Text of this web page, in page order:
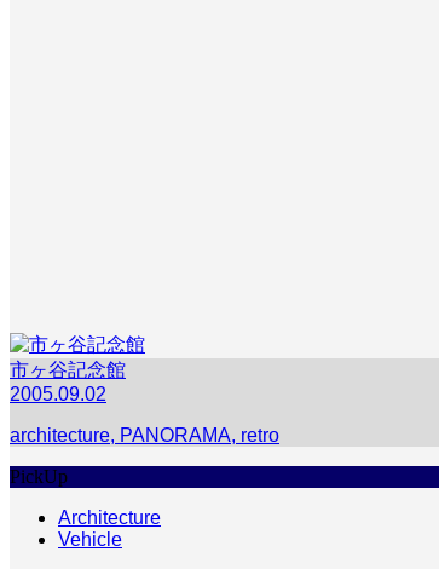
市ヶ谷記念館
2005.09.02
architecture, PANORAMA, retro
PickUp
Architecture
Vehicle